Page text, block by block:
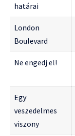
határai
London
Boulevard
Ne engedj el!
Egy
veszedelmes
viszony